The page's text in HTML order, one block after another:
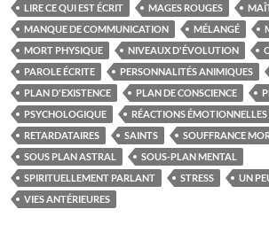
LIRE CE QUI EST ÉCRIT
MAGES ROUGES
MANQUE DE COMMUNICATION
MÉLANGÉ
MORT PHYSIQUE
NIVEAUX D'ÉVOLUTION
PAROLE ÉCRITE
PERSONNALITÉS ANIMIQUES
PLAN D'EXISTENCE
PLAN DE CONSCIENCE
PSYCHOLOGIQUE
RÉACTIONS ÉMOTIONNELLES
RETARDATAIRES
SAINTS
SOUFFRANCE
SOUS PLAN ASTRAL
SOUS-PLAN MENTAL
SPIRITUELLEMENT PARLANT
STRESS
UN
VIES ANTÉRIEURES